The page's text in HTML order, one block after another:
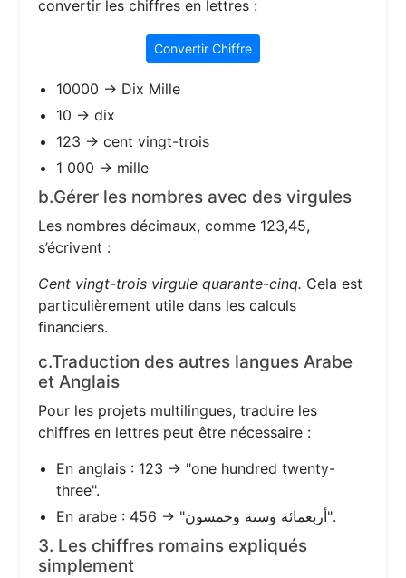
convertir les chiffres en lettres :
Convertir Chiffre
10000 → Dix Mille
10 → dix
123 → cent vingt-trois
1 000 → mille
b.Gérer les nombres avec des virgules
Les nombres décimaux, comme 123,45,
s’écrivent :
Cent vingt-trois virgule quarante-cinq. Cela est
particulièrement utile dans les calculs
financiers.
c.Traduction des autres langues Arabe
et Anglais
Pour les projets multilingues, traduire les
chiffres en lettres peut être nécessaire :
En anglais : 123 → "one hundred twenty-
three".
En arabe : 456 → "أربعمائة وستة وخمسون".
3. Les chiffres romains expliqués
simplement